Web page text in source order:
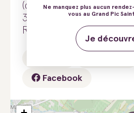
(domiciliation postale)
34980 Saint-Clément-
Rivière
Facebook
Ne manquez plus aucun
vous au Grand Pic
Je